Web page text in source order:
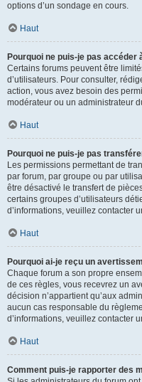
options d’un sondage en cours.
Haut
Pourquoi ne puis-je pas accéder
Certains forums peuvent être
d’utilisateurs. Pour consulter,
action, vous avez besoin des
modérateur ou un administrateur
Haut
Pourquoi ne puis-je pas
Les permissions permettant de
par forum, par groupe ou par
être désactivé le transfert de
certains groupes d’utilisateurs
d’informations, veuillez contacter
Haut
Pourquoi ai-je reçu un
Chaque forum a son propre
de ces règles, vous recevrez un
décision n’appartient qu’aux
aucun cas responsable du
d’informations, veuillez contacter
Haut
Comment puis-je rapporter des